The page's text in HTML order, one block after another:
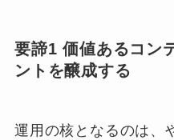
要諦1 価値あるコン
ントを醸成する
運用の核となるのは、